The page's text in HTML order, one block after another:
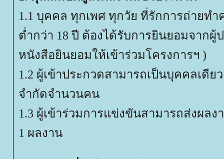
1.1 บุคคล ทุกเพศ ทุกวัย ที่รักการถ่ายท
ต่ำกว่า 18 ปี ต้องได้รับการยินยอมจากผู้
หนังสือยินยอมให้เข้าร่วมโครงการฯ )
1.2 ผู้เข้าประกวดสามารถเป็นบุคคลเดีย
จำกัดจำนวนคน
1.3 ผู้เข้าร่วมการแข่งขันสามารถส่งผล
1 ผลงาน